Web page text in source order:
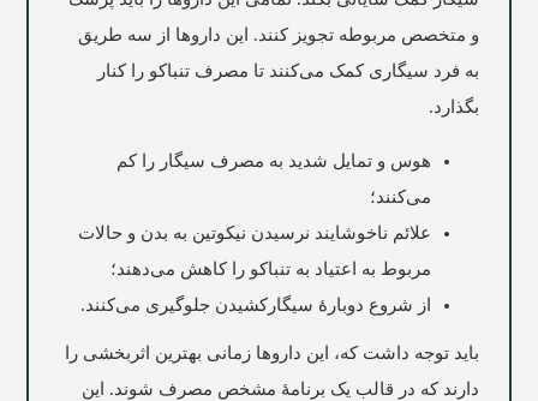
و متخصص مربوطه تجویز کنند. این داروها از سه طریق
به فرد سیگاری کمک می‌کنند تا مصرف تنباکو را کنار
بگذارد.
هوس و تمایل شدید به مصرف سیگار را کم
می‌کنند؛
علائم ناخوشایند نرسیدن نیکوتین به بدن و حالات
مربوط به اعتیاد به تنباکو را کاهش می‌دهند؛
از شروع دوبارۀ سیگارکشیدن جلوگیری می‌کنند.
باید توجه داشت که، این داروها زمانی بهترین اثربخشی را
دارند که در قالب یک برنامۀ مشخص مصرف شوند. این